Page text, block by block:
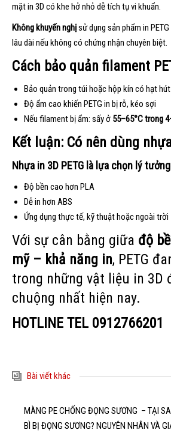
mặt in 3D có khe hở nhỏ dễ tích tụ vi khuẩn.
Không khuyến nghịsử dụng sản phẩm in
lâu dài nếu không có chứng nhận chuyên biệt.
Cách bảo quản filament
Bảo quản trong túi hoặc hộp kín có hạt
Độ ẩm cao khiến PETG in bị rỗ, kéo sợi
Nếu filament bị ẩm: sấy ở 55–65°C trong
Kết luận: Có nên dùng
Nhựa in 3D PETG là lựa chọn lý tưởng
Độ bền cao hơn PLA
Dễ in hơn ABS
Ứng dụng thực tế, kỹ thuật hoặc ngoài trời
Với sự cân bằng giữa độ
mỹ – khả năng in, PETG
trong những vật liệu in 3D
chuộng nhất hiện nay.
HOTLINE TEL 0912766201
Bài viết khác
MÀNG PE CHỐNG ĐỌNG SƯƠNG – TẠI
BÌ BỊ ĐỌNG SƯƠNG? NGUYÊN NHÂN VÀ